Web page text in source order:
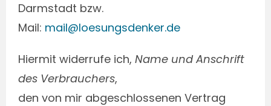
Darmstadt bzw.
Mail: mail@loesungsdenker.de
Hiermit widerrufe ich, Name und Anschrift
des Verbrauchers,
den von mir abgeschlossenen Vertrag